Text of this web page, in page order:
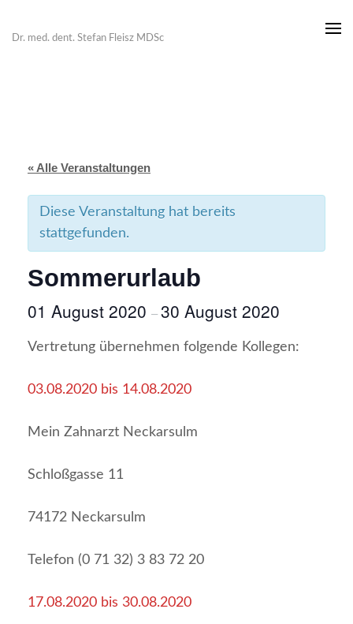
Inhalt
Dr. med. dent. Stefan Fleisz MDSc
« Alle Veranstaltungen
Diese Veranstaltung hat bereits
stattgefunden.
Sommerurlaub
01 August 2020 –30 August 2020
Vertretung übernehmen folgende Kollegen:
03.08.2020 bis 14.08.2020
Mein Zahnarzt Neckarsulm
Schloßgasse 11
74172 Neckarsulm
Telefon (0 71 32) 3 83 72 20
17.08.2020 bis 30.08.2020